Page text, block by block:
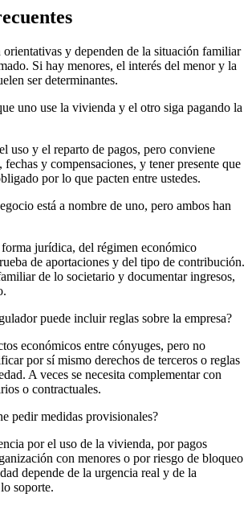
orientativas y dependen de la situación familiar
Si hay menores, el interés del menor y la
ser determinantes.
uno use la vivienda y el otro siga pagando la
uso y el reparto de pagos, pero conviene
fechas y compensaciones, y tener presente que
por lo que pacten entre ustedes.
está a nombre de uno, pero ambos han
jurídica, del régimen económico
de aportaciones y del tipo de contribución.
de lo societario y documentar ingresos,
puede incluir reglas sobre la empresa?
económicos entre cónyuges, pero no
por sí mismo derechos de terceros o reglas
A veces se necesita complementar con
o contractuales.
pedir medidas provisionales?
por el uso de la vivienda, por pagos
con menores o por riesgo de bloqueo
depende de la urgencia real y de la
soporte.